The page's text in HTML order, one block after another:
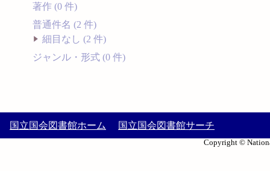
著作 (0 件)
普通件名 (2 件)
細目なし (2 件)
ジャンル・形式 (0 件)
国立国会図書館ホーム 国立国会図書館サーチ
Copyright ©